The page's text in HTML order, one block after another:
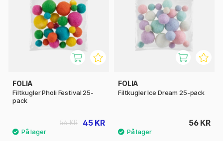
FOLIA
Filtkugler Pholi Festival 25-
pack
45 KR
56 KR
FOLIA
Filtkugler Ice Dream 25-pack
56 KR